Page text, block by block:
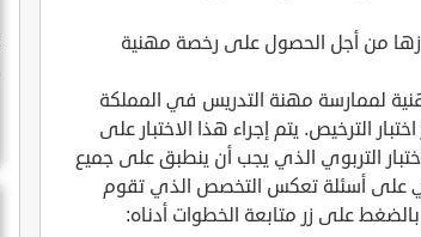
من أجل الحصول على رخصة مهنية
لممارسة مهنة التدريس في المملكة
الترخيص. يتم إجراء هذا الاختبار على
التربوي الذي يجب أن ينطبق على جميع
على أسئلة تعكس التخصص الذي تقوم
بالضغط على زر متابعة الخطوات أدناه: